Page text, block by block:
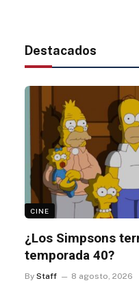
Destacados
CINE
¿Los Simpsons
temporada 40?
By Staff 8 agosto, 2026